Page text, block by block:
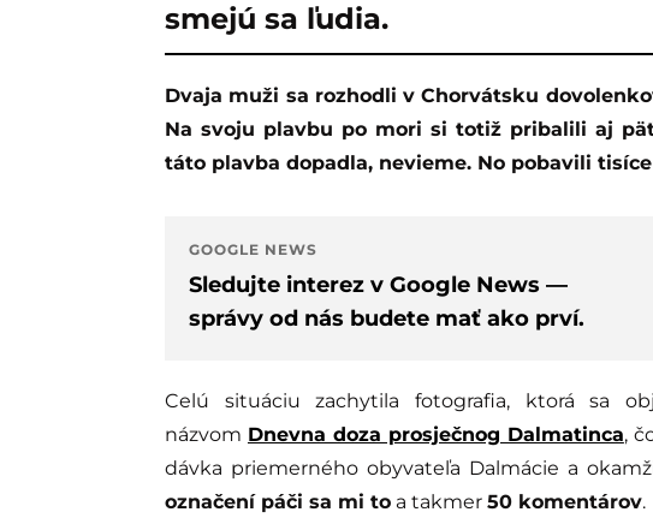
smejú sa ľudia.
Dvaja muži sa rozhodli v Chorvátsku dovolenkovať veľmi netradičným spôsobom.
Na svoju plavbu po mori si totiž pribalili aj
táto plavba dopadla, nevieme. No pobavili
GOOGLE NEWS
Sledujte interez v Google News —
správy od nás budete mať ako prví.
Celú situáciu zachytila fotografia, ktorá sa
názvom Dnevna doza prosječnog Dalmatinca,
dávka priemerného obyvateľa Dalmácie a
označení páči sa mi to a takmer 50 komentárov.